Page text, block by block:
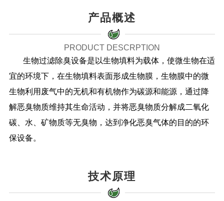
产品概述
PRODUCT DESCRPTION
生物过滤除臭设备是以生物填料为载体，使微生物在适
宜的环境下，在生物填料表面形成生物膜，生物膜中的微
生物利用废气中的无机和有机物作为碳源和能源，通过降
解恶臭物质维持其生命活动，并将恶臭物质分解成二氧化
碳、水、矿物质等无臭物，达到净化恶臭气体的目的的环
保设备。
技术原理